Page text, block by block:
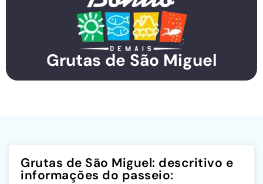
Grutas de São Miguel
Grutas de São Miguel: descritivo e
informações do passeio: